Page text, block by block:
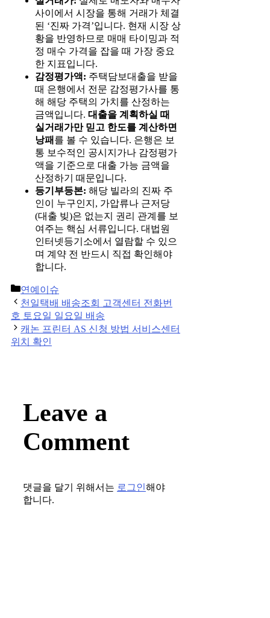
사이에서 시장을 통해 거래가 체결
된 ‘진짜 가격’입니다. 현재 시장 상
황을 반영하므로 매매 타이밍과 적
정 매수 가격을 잡을 때 가장 중요
한 지표입니다.
감정평가액: 주택담보대출을 받을
때 은행에서 전문 감정평가사를 통
해 해당 주택의 가치를 산정하는
금액입니다. 대출을 계획하실 때
실거래가만 믿고 한도를 계산하면
낭패 를 볼 수 있습니다. 은행은 보
통 보수적인 공시지가나 감정평가
액을 기준으로 대출 가능 금액을
산정하기 때문입니다.
등기부등본: 해당 빌라의 진짜 주
인이 누구인지, 가압류나 근저당
(대출 빚)은 없는지 권리 관계를 보
여주는 핵심 서류입니다. 대법원
인터넷등기소에서 열람할 수 있으
며 계약 전 반드시 직접 확인해야
합니다.
Categories
연예이슈
Post
navigation
천일택배 배송조회 고객센터 전화번
호 토요일 일요일 배송
캐논 프린터 AS 신청 방법 서비스센터
위치 확인
Leave a
Comment
댓글을 달기 위해서는 로그인해야
합니다.